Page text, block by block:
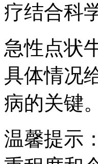
疗结合科
急性点状
具体情况
病的关键。
温馨提示